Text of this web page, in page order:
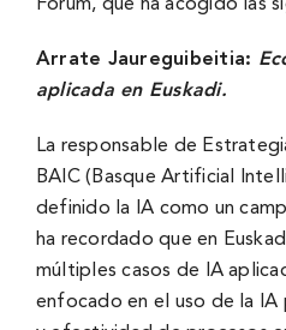
Forum, que ha acogido las
Arrate Jaureguibeitia:
aplicada en Euskadi.
La responsable de
BAIC (Basque Artificial
definido la IA como un
ha recordado que en
múltiples casos de IA
enfocado en el uso de la IA